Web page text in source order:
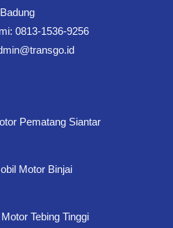
Badung
0813-1536-9256
Pematang Siantar
Motor Binjai
Tebing Tinggi